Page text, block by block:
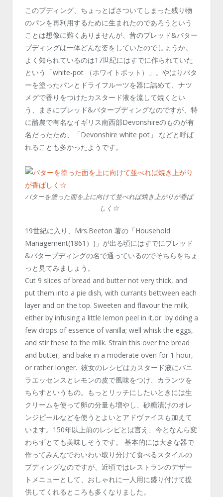
このプディング、ちょっとぱさついてしまった残り物
のパンを再利用するために生まれたのであろうという
ことは想像に難くありませんが、昔のブレッド&バター
プディングは一体どんな姿をしていたのでしょうか。
よく知られているのは17世紀にはすでに作られていた
という「white-pot （ホワイトポット）」。やはりバタ
ーを塗ったパンとドライフルーツを器に詰めて、ナツ
メグで香りをつけたカスタード液を流して焼くとい
う、まさにブレッド&バタープディングなのですが、特
に酪農で有名なイギリス南西部Devonshireのものが有
名だったため、「Devonshire white pot」 などと呼ば
れることも多かったようです。
バターを塗った面を上に向けて並べれば焼き上がりが香ば
しく☆
19世紀に入り、Mrs.Beeton 著の「Household
Management(1861）)」が出る頃にはすでにブレッド
&バタープディングの名で通っているのでそちらをちょ
っと見てみましょう。
Cut 9 slices of bread and butter not very thick, and
put them into a pie dish, with currants bettween each
layer and on the top. Sweeten and flavour the milk,
either by infusing a little lemon peel in it,or by dding a
few drops of essence of vanilla; well whisk the eggs,
and stir these to the milk. Strain this over the bread
and butter, and bake in a moderate oven for 1 hour,
or rather longer. 彼女のレシピはカスタード液にバニ
ラエッセンスとレモンの皮で風味をつけ、カランツを
ちらすというもの。もっとリッチにしたいときには生
クリームを使って卵の分量も増やし、砂糖漬けのオレ
ンジピールなどを使うとよいとアドヴァイスも加えて
います。150年以上前のレシピとは言え、今となんら変
わらずとても美味しそうです。 基本的には大きな器で
作ってみんなでわいわい取り分けて食べるスタイルの
プディングなのですが、近頃ではレストランのデザー
トメニューとして、おしゃれに一人用に盛り付けて提
供してくれるところも多くなりました。